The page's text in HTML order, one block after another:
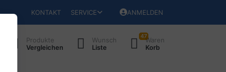
KONTAKT SERVICE ANMELDEN
Produkte
Vergleichen
Wunsch
Liste
47Waren
Korb